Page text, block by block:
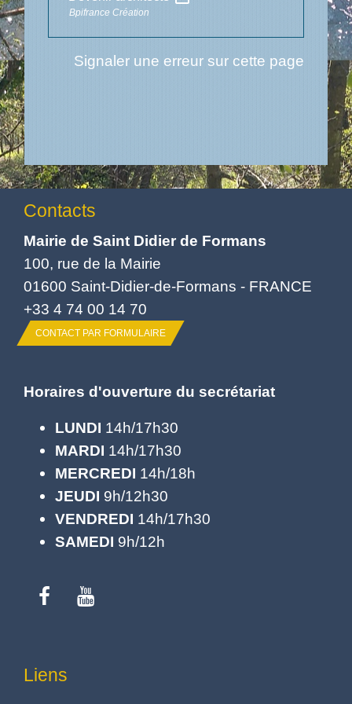
Bpifrance Création
Signaler une erreur sur cette page
Contacts
Mairie de Saint Didier de Formans
100, rue de la Mairie
01600 Saint-Didier-de-Formans - FRANCE
+33 4 74 00 14 70
CONTACT PAR FORMULAIRE
Horaires d'ouverture du secrétariat
LUNDI 14h/17h30
MARDI 14h/17h30
MERCREDI 14h/18h
JEUDI 9h/12h30
VENDREDI 14h/17h30
SAMEDI 9h/12h
Liens